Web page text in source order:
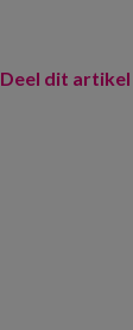
Deel dit artikel